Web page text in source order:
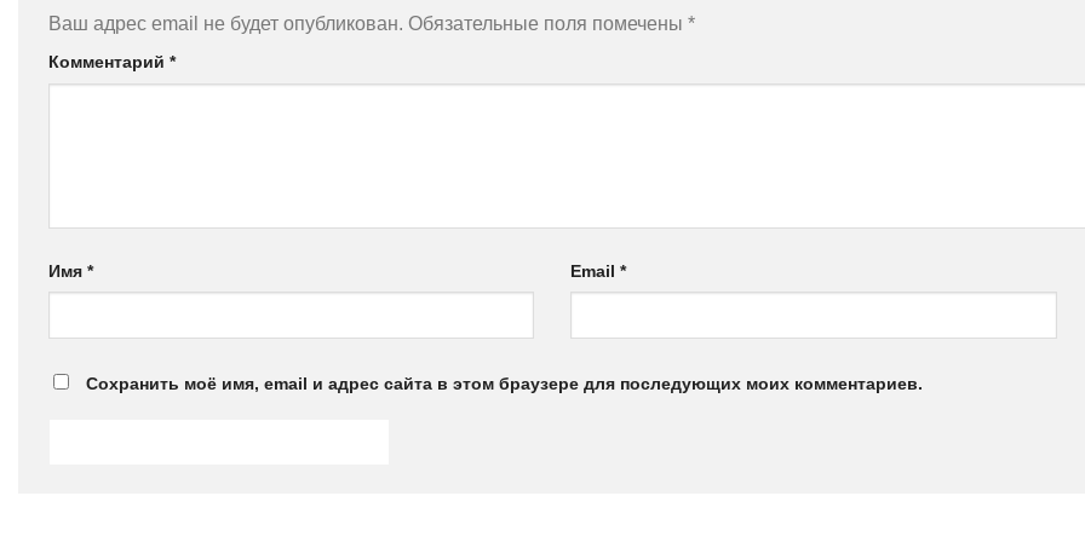
Ваш адрес email не будет опубликован. Обязательные поля помечены *
Комментарий *
Имя * Email*
Сохранить моё имя, email и адрес сайта в этом браузере для последующих моих комментариев.